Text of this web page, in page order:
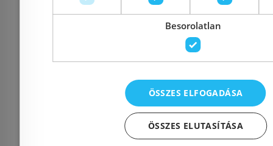
Sanimix 100x80x215 cm
Hidromasszázs
Előleg
Besorolatlan
ÖSSZES ELFOGADÁSA
ÖSSZES ELUTASÍTÁSA